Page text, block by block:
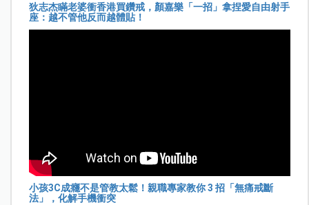
狄志杰瞞老婆衝香港買鑽戒，顏嘉樂「一招」拿捏愛自由射手
座：越不管他反而越體貼！
小孩3C成癮不是管教太鬆！親職專家教你 3 招「無痛戒斷
法」，化解手機衝突